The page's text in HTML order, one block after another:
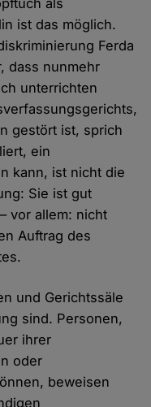
als
ist das möglich.
Ferda
dass nunmehr
unterrichten
gestört ist, sprich
ein
kann, ist nicht die
Sie ist gut
vor allem: nicht
Auftrag des
und Gerichtssäle
sind. Personen,
ihrer
oder
beweisen